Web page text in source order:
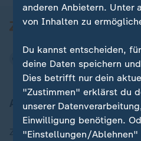
Aktuell bei ZDFheute
Zuletzt veröffentlicht
anderen Anbietern. Unter
von Inhalten zu
Du kannst entscheiden,
deine Daten speichern
Dies betrifft nur dein
"Zustimmen" erklärst du
unserer
Einwilligung benötigen.
"Einstellungen/Ablehnen"